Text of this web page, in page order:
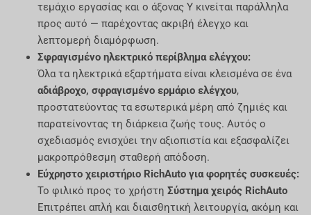
τεμάχιο εργασίας και ο άξονας Υ κινείται παράλληλα
προς αυτό — παρέχοντας ακριβή έλεγχο και
λεπτομερή διαμόρφωση.
Σφραγισμένο ηλεκτρικό περίβλημα ελέγχου:
Όλα τα ηλεκτρικά εξαρτήματα είναι κλεισμένα σε ένα
αδιάβροχο, σφραγισμένο ερμάριο ελέγχου,
προστατεύοντας τα εσωτερικά μέρη από ζημιές και
παρατείνοντας τη διάρκεια ζωής τους. Αυτός ο
σχεδιασμός ενισχύει την αξιοπιστία και εξασφαλίζει
μακροπρόθεσμη σταθερή απόδοση.
Εύχρηστο χειριστήριο RichAuto για φορητές συσκευές:
Το φιλικό προς το χρήστη Σύστημα χειρός RichAuto
Επιτρέπει απλή και διαισθητική λειτουργία, ακόμη και